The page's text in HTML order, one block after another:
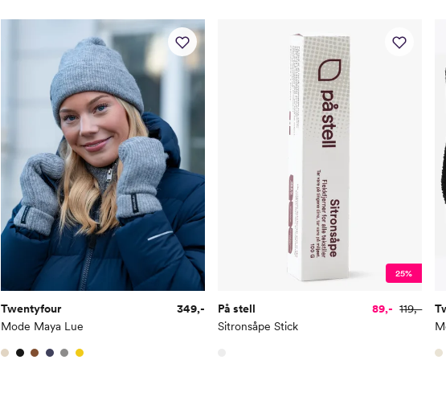
Twentyfour
Mode Maya Lue
349,-
25%
På stell
Sitronsåpe Stick
89,- 119,-